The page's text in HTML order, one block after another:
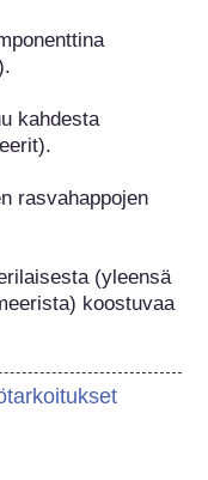
kahdesta
rasvahappojen
(yleensä
koostuvaa